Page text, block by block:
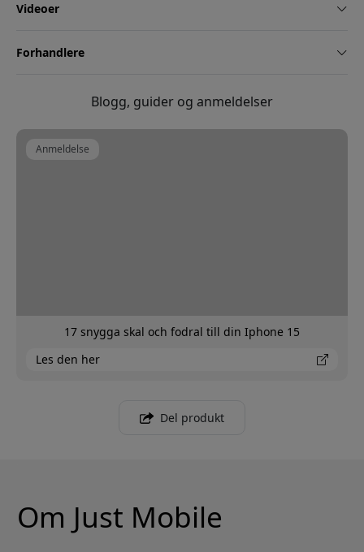
Videoer
Forhandlere
Blogg, guider og anmeldelser
Anmeldelse
17 snygga skal och fodral till din Iphone 15
Les den her
Del produkt
Om Just Mobile